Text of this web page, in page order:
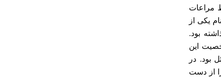
مراعات
یکى از
بود.
این
بود. در
از دست